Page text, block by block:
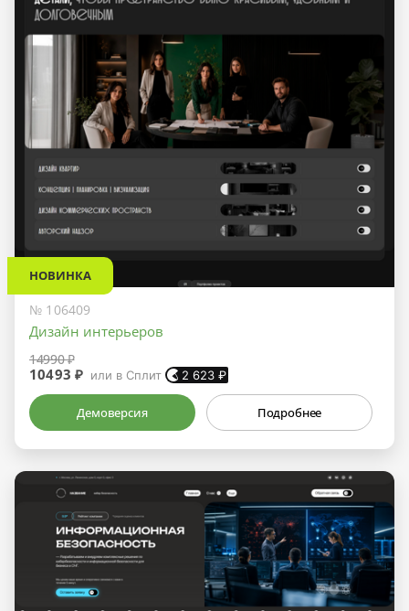
НОВИНКА
№ 106409
Дизайн интерьеров
14990 ₽
10493 ₽ или в Сплит 2 623 ₽
Демоверсия Подробнее